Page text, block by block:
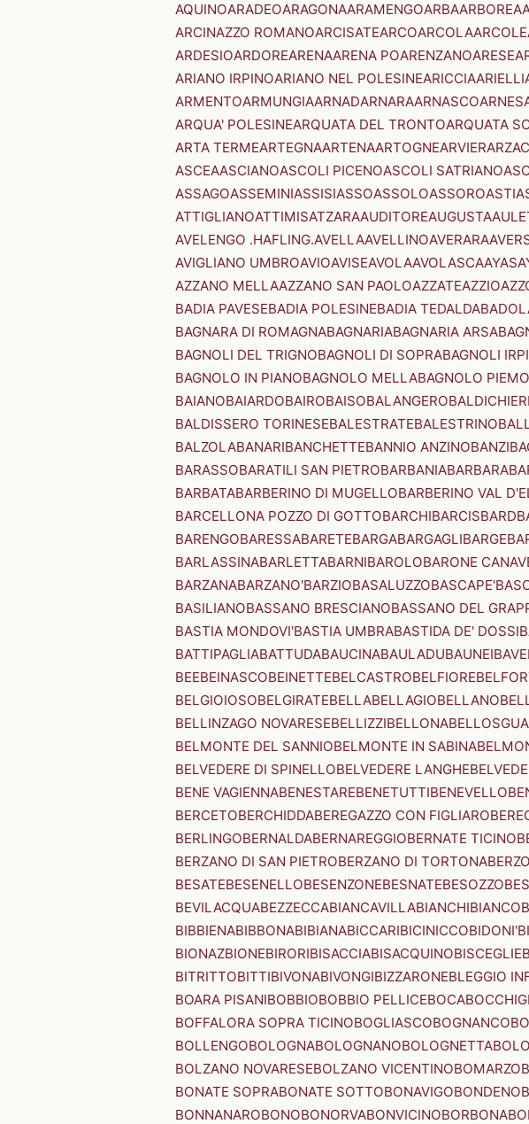
AQUINOARADEOARAGONAARAMENGOARBAARBOREA
ARCINAZZO ROMANOARCISATEARCOARCOLAARCOLE
ARDESIOARDOREARENAARENA POARENZANOARESE
ARIANO IRPINOARIANO NEL POLESINEARICCIAARIELLI
ARMENTOARMUNGIAARNADARNARAARNASCO
ARQUA' POLESINEARQUATA DEL TRONTOARQUATA
ARTA TERMEARTEGNAARTENAARTOGNEARVIER
ASCEAASCIANOASCOLI PICENOASCOLI SATRIANO
ASSAGOASSEMINIASSISIASSOASSOLOASSOROASTI
ATTIGLIANOATTIMISATZARAAUDITOREAUGUSTA
AVELENGO .HAFLING.AVELLAAVELLINOAVERARA
AVIGLIANO UMBROAVIOAVISEAVOLAAVOLASCAAYAS
AZZANO MELLAAZZANO SAN PAOLOAZZATEAZZIO
BADIA PAVESEBADIA POLESINEBADIA TEDALDA
BAGNARA DI ROMAGNABAGNARIABAGNARIA ARSA
BAGNOLI DEL TRIGNOBAGNOLI DI SOPRABAGNOLI
BAGNOLO IN PIANOBAGNOLO MELLABAGNOLO
BAIANOBAIARDOBAIROBAISOBALANGERO
BALDISSERO TORINESEBALESTRATEBALESTRINO
BALZOLABANARIBANCHETTEBANNIO ANZINOBANZI
BARASSOBARATILI SAN PIETROBARBANIABARBARA
BARBATABARBERINO DI MUGELLOBARBERINO VAL
BARCELLONA POZZO DI GOTTOBARCHIBARCISBARD
BARENGOBARESSABARETEBARGABARGAGLIBARGE
BARLASSINABARLETTABARNIBAROLOBARONE
BARZANABARZANO'BARZIOBASALUZZOBASCAPE'
BASILIANOBASSANO BRESCIANOBASSANO DEL
BASTIA MONDOVI'BASTIA UMBRABASTIDA DE' DOSSI
BATTIPAGLIABATTUDABAUCINABAULADUBAUNEI
BEEBEINASCOBEINETTEBELCASTROBELFIORE
BELGIOIOSOBELGIRATEBELLABELLAGIOBELLANO
BELLINZAGO NOVARESEBELLIZZIBELLONA
BELMONTE DEL SANNIOBELMONTE IN SABINA
BELVEDERE DI SPINELLOBELVEDERE LANGHE
BENE VAGIENNABENESTAREBENETUTTIBENEVELLO
BERCETOBERCHIDDABEREGAZZO CON FIGLIARO
BERLINGOBERNALDABERNAREGGIOBERNATE TICINO
BERZANO DI SAN PIETROBERZANO DI TORTONA
BESATEBESENELLOBESENZONEBESNATEBESOZZO
BEVILACQUABEZZECCABIANCAVILLABIANCHIBIANCO
BIBBIENABIBBONABIBIANABICCARIBICINICCOBIDONI'
BIONAZBIONEBIRORIBISACCIABISACQUINOBISCEGLIE
BITRITTOBITTIBIVONABIVONGIBIZZARONEBLEGGIO
BOARA PISANIBOBBIOBOBBIO PELLICEBOCA
BOFFALORA SOPRA TICINOBOGLIASCOBOGNANCO
BOLLENGOBOLOGNABOLOGNANOBOLOGNETTA
BOLZANO NOVARESEBOLZANO VICENTINOBOMARZO
BONATE SOPRABONATE SOTTOBONAVIGOBONDENO
BONNANAROBONOBONORVABONVICINOBORBONA